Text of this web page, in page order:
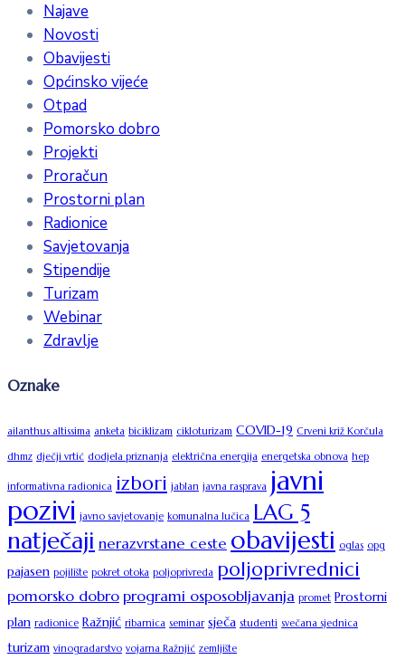
Najave
Novosti
Obavijesti
Općinsko vijeće
Otpad
Pomorsko dobro
Projekti
Proračun
Prostorni plan
Radionice
Savjetovanja
Stipendije
Turizam
Webinar
Zdravlje
Oznake
ailanthus altissima anketa biciklizam cikloturizam COVID-19 Crveni križ Korčula
dhmz dječji vrtić dodjela priznanja električna energija energetska obnova hep
informativna radionica izbori jablan javna rasprava javni
pozivi javno savjetovanje komunalna lučica LAG 5
natječaji nerazvrstane ceste obavijesti oglas opg
pajasen pojilište pokret otoka poljoprivreda poljoprivrednici
pomorsko dobroprogrami osposobljavanja promet Prostorni
plan radionice Ražnjić ribarnica seminar sječa studenti svečana sjednica
turizam vinogradarstvo vojarna Ražnjić zemljište